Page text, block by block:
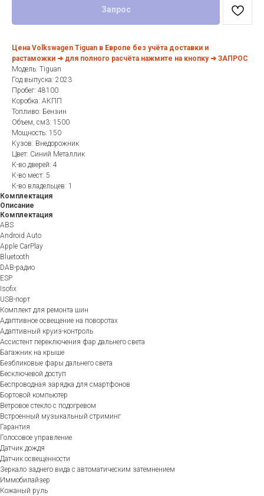
Запрос
Цена Volkswagen Tiguan в Европе без учёта доставки и
растаможки ➜ для полного расчёта нажмите на кнопку ➜ ЗАПРОС
Модель: Tiguan
Год выпуска: 2023
Пробег: 48100
Коробка: АКПП
Топливо: Бензин
Объем, см3: 1500
Мощность: 150
Кузов: Внедорожник
Цвет: Синий Металлик
К-во дверей: 4
К-во мест: 5
К-во владельцев: 1
Комплектация
Описание
Комплектация
ABS
Android Auto
Apple CarPlay
Bluetooth
DAB-радио
ESP
Isofix
USB-порт
Комплект для ремонта шин
Адаптивное освещение на поворотах
Адаптивный круиз-контроль
Ассистент переключения фар дальнего света
Багажник на крыше
Безбликовые фары дальнего света
Бесключевой доступ
Беспроводная зарядка для смартфонов
Бортовой компьютер
Ветровое стекло с подогревом
Встроенный музыкальный стриминг
Гарантия
Голосовое управление
Датчик дождя
Датчик освещенности
Зеркало заднего вида с автоматическим затемнением
Иммобилайзер
Кожаный руль